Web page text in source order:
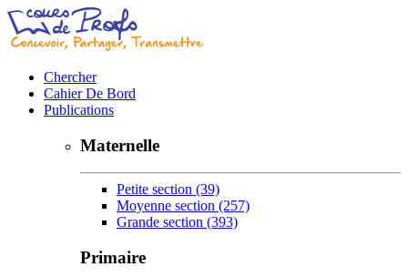
Chercher
Cahier De Bord
Publications
Maternelle
Petite section (39)
Moyenne section (257)
Grande section (393)
Primaire